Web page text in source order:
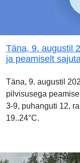
Täna, 9. augustil
ja peamiselt
Täna, 9. augustil
pilvisusega
3-9, puhanguti 12,
19..24°C.